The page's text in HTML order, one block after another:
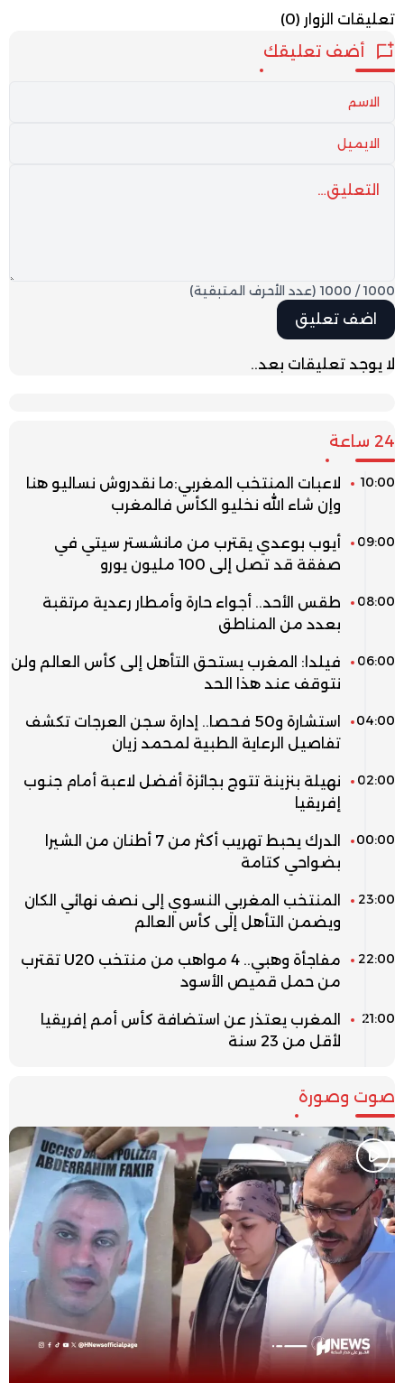
تعليقات الزوار (0)
أضف تعليقك
1000
/
1000 (عدد الأحرف المتبقية)
لا يوجد تعليقات بعد..
24 ساعة
10:00
لاعبات المنتخب المغربي:ما نقدروش نساليو هنا
وإن شاء الله نخليو الكأس فالمغرب
09:00
أيوب بوعدي يقترب من مانشستر سيتي في
صفقة قد تصل إلى 100 مليون يورو
08:00
طقس الأحد.. أجواء حارة وأمطار رعدية مرتقبة
بعدد من المناطق
06:00
فيلدا: المغرب يستحق التأهل إلى كأس العالم ولن
نتوقف عند هذا الحد
04:00
استشارة و50 فحصا.. إدارة سجن العرجات تكشف
تفاصيل الرعاية الطبية لمحمد زيان
02:00
نهيلة بنزينة تتوج بجائزة أفضل لاعبة أمام جنوب
إفريقيا
00:00
الدرك يحبط تهريب أكثر من 7 أطنان من الشيرا
بضواحي كتامة
23:00
المنتخب المغربي النسوي إلى نصف نهائي الكان
ويضمن التأهل إلى كأس العالم
22:00
مفاجأة وهبي.. 4 مواهب من منتخب U20 تقترب
من حمل قميص الأسود
21:00
المغرب يعتذر عن استضافة كأس أمم إفريقيا
لأقل من 23 سنة
صوت وصورة